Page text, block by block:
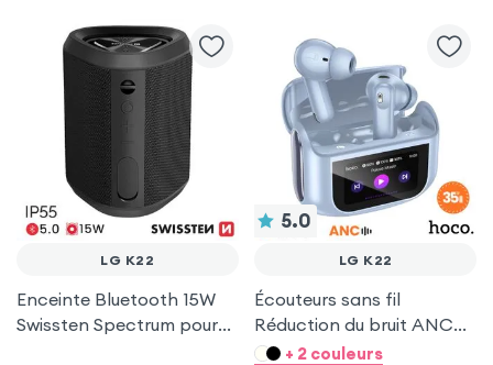
LG K22
Enceinte Bluetooth 15W
Swissten Spectrum pour
5.0
LG K22
Écouteurs sans fil
Réduction du bruit ANC
ENC - Hoco Bleu pour LG
+ 2 couleurs